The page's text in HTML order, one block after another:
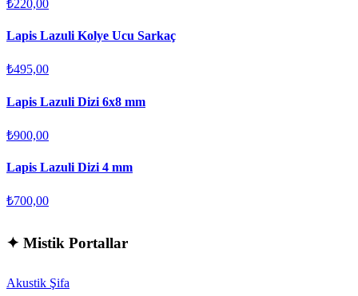
₺220,00
Lapis Lazuli Kolye Ucu Sarkaç
₺495,00
Lapis Lazuli Dizi 6x8 mm
₺900,00
Lapis Lazuli Dizi 4 mm
₺700,00
✦ Mistik Portallar
Akustik Şifa